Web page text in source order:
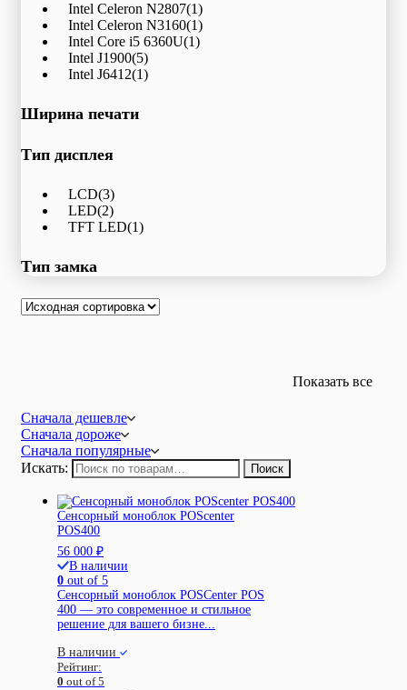
Intel Celeron N2807(1)
Intel Celeron N3160(1)
Intel Core i5 6360U(1)
Intel J1900(5)
Intel J6412(1)
Ширина печати
Тип дисплея
LCD(3)
LED(2)
TFT LED(1)
Тип замка
Показать все
Сначала дешевле
Сначала дороже
Сначала популярные
Искать:
Поиск
Сенсорный моноблок POScenter
POS400
56 000 ₽
В наличии
0 out of 5
Сенсорный моноблок POSCenter POS
400 — это современное и стильное
решение для вашего бизне...
В наличии
Рейтинг:
0 out of 5